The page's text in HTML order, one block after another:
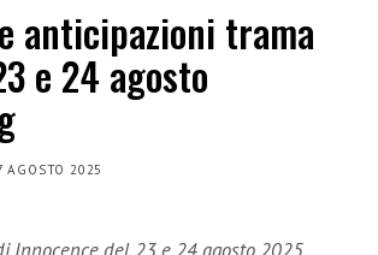
anticipazioni trama
e 24 agosto
AGOSTO 2025